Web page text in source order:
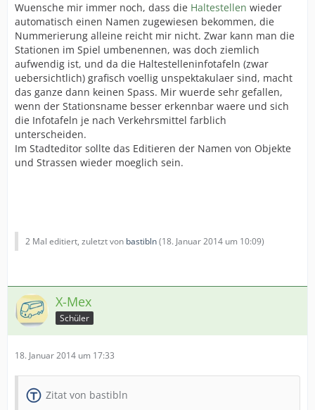
Wuensche mir immer noch, dass die Haltestellen wieder
automatisch einen Namen zugewiesen bekommen, die
Nummerierung alleine reicht mir nicht. Zwar kann man die
Stationen im Spiel umbenennen, was doch ziemlich
aufwendig ist, und da die Haltestelleninfotafeln (zwar
uebersichtlich) grafisch voellig unspektakulaer sind, macht
das ganze dann keinen Spass. Mir wuerde sehr gefallen,
wenn der Stationsname besser erkennbar waere und sich
die Infotafeln je nach Verkehrsmittel farblich
unterscheiden.
Im Stadteditor sollte das Editieren der Namen von Objekte
und Strassen wieder moeglich sein.
2 Mal editiert, zuletzt von bastibln(18. Januar 2014 um 10:09)
X-Mex
Schüler
18. Januar 2014 um 17:33
Zitat von bastibln